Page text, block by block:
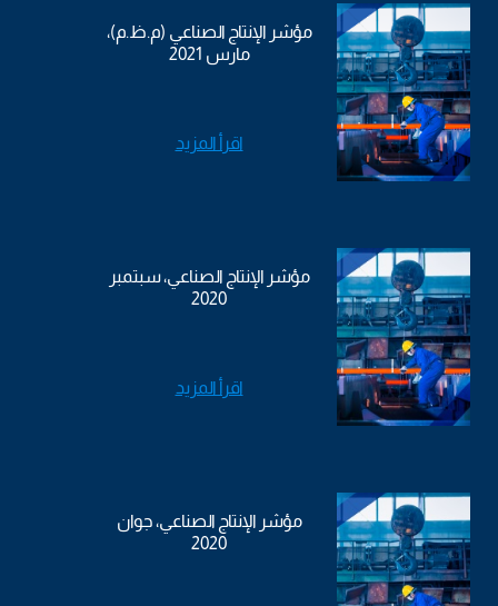
مؤشر الإنتاج الصناعي (م.ظ.م)،
مارس 2021
اقرأ المزيد
مؤشر الإنتاج الصناعي، سبتمبر
2020
اقرأ المزيد
مؤشر الإنتاج الصناعي، جوان
2020